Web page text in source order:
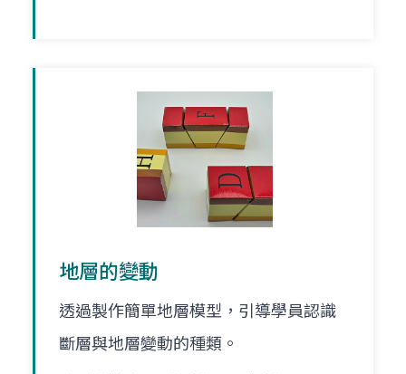
地層的變動
透過製作簡單地層模型，引導學員認識
斷層與地層變動的種類。